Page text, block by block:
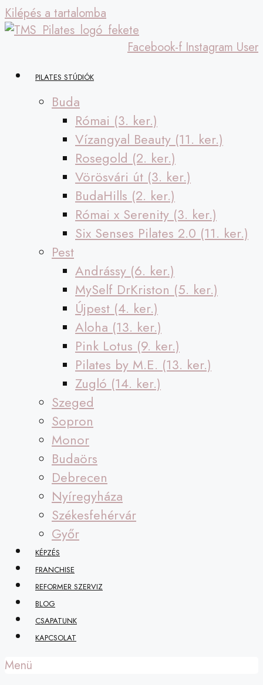
Kilépés a tartalomba
Facebook-f Instagram User
PILATES STÚDIÓK
Buda
Római (3. ker.)
Vízangyal Beauty (11. ker.)
Rosegold (2. ker.)
Vörösvári út (3. ker.)
BudaHills (2. ker.)
Római x Serenity (3. ker.)
Six Senses Pilates 2.0 (11. ker.)
Pest
Andrássy (6. ker.)
MySelf DrKriston (5. ker.)
Újpest (4. ker.)
Aloha (13. ker.)
Pink Lotus (9. ker.)
Pilates by M.E. (13. ker.)
Zugló (14. ker.)
Szeged
Sopron
Monor
Budaörs
Debrecen
Nyíregyháza
Székesfehérvár
Győr
KÉPZÉS
FRANCHISE
REFORMER SZERVIZ
BLOG
CSAPATUNK
KAPCSOLAT
Menü